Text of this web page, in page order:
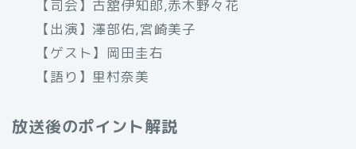
【司会】古舘伊知郎,赤木野々花
【出演】澤部佑,宮崎美子
【ゲスト】岡田圭右
【語り】里村奈美
放送後のポイント解説